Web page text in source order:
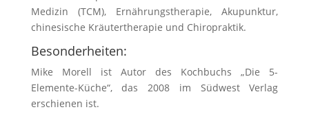
Medizin (TCM), Ernährungstherapie, Akupunktur,
chinesische Kräutertherapie und Chiropraktik.
Besonderheiten:
Mike Morell ist Autor des Kochbuchs „Die 5-
Elemente-Küche“, das 2008 im Südwest Verlag
erschienen ist.